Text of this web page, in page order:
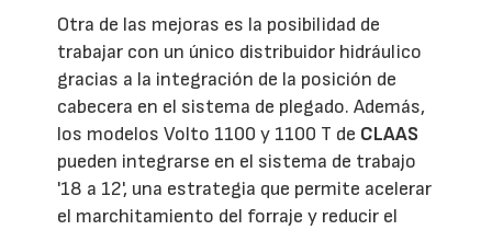
Otra de las mejoras es la posibilidad de
trabajar con un único distribuidor hidráulico
gracias a la integración de la posición de
cabecera en el sistema de plegado. Además,
los modelos Volto 1100 y 1100 T de CLAAS
pueden integrarse en el sistema de trabajo
'18 a 12', una estrategia que permite acelerar
el marchitamiento del forraje y reducir el